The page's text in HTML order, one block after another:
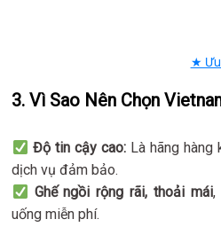
★ Ưu
3. Vì Sao Nên Chọn
Độ tin cậy cao:Là hãng hàng
dịch vụ đảm bảo.
Ghế ngồi rộng rãi, thoải mái,
uống miễn phí.